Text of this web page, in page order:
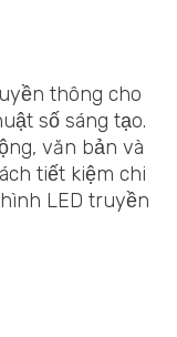
thông cho
số sáng tạo.
văn bản và
tiết kiệm chi
LED truyền